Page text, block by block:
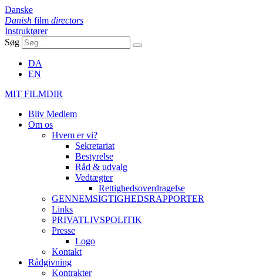
Danske
Danish film directors
Instruktører
Søg
DA
EN
MIT FILMDIR
Bliv Medlem
Om os
Hvem er vi?
Sekretariat
Bestyrelse
Råd & udvalg
Vedtægter
Rettighedsoverdragelse
GENNEMSIGTIGHEDSRAPPORTER
Links
PRIVATLIVSPOLITIK
Presse
Logo
Kontakt
Rådgivning
Kontrakter